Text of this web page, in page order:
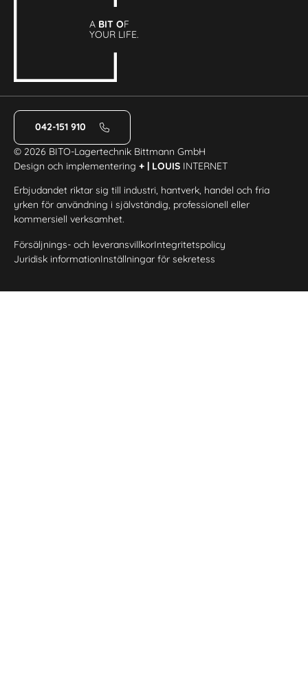
A BIT OF
YOUR LIFE.
042-151 910
© 2026 BITO-Lagertechnik Bittmann GmbH
Design och implementering+ | LOUIS INTERNET
Erbjudandet riktar sig till industri, hantverk, handel och fria
yrken för användning i självständig, professionell eller
kommersiell verksamhet.
Försäljnings- och leveransvillkorIntegritetspolicy
Juridisk informationInställningar för sekretess